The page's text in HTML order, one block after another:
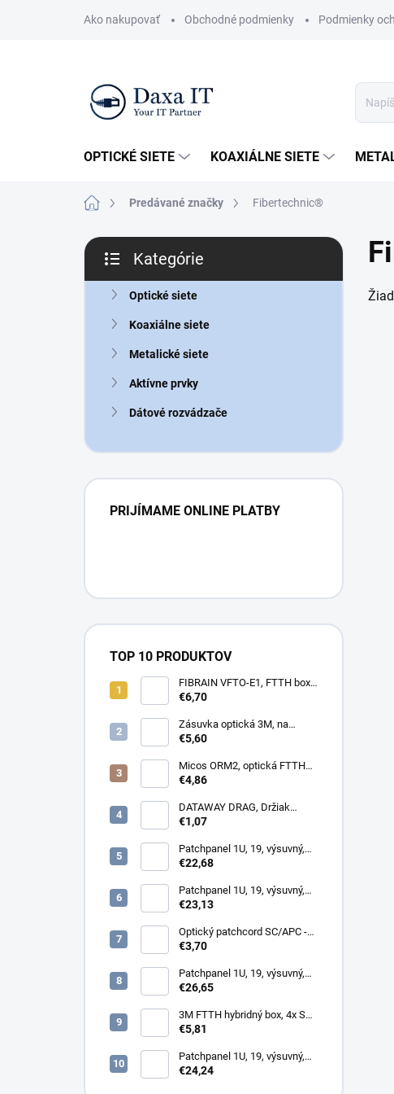
Ako nakupovať Obchodné podmienky Podmienky
OPTICKÉ SIETE KOAXIÁLNE SIETE
DomovPredávané značky Fibertechnic®
B
č
kategórie
Kategórie
Optické siete
Koaxiálne siete
Metalické siete
Aktívne prvky
Dátové rozvádzače
PRIJÍMAME ONLINE PLATBY
TOP 10 PRODUKTOV
FIBRAIN VFTO-E1, FTTH box,
1x adaptér SC/APC, 1x pigtail
€6,70
Zásuvka optická 3M, na
omítku hybridní, 8686,
€5,60
Micos ORM2, optická FTTH
zásuvka, 2x SC simplex
€4,86
DATAWAY DRAG, Držiak
kotvy, na stĺp, kovový
€1,07
Patchpanel 1U, 19, výsuvný,
12x SC simplex, biely (1x
€22,68
Patchpanel 1U, 19, výsuvný,
24x SC duplex, biely (2x
€23,13
Optický patchcord SC/APC -
LC/PC 1m duplex, SM,
€3,70
Patchpanel 1U, 19, výsuvný,
12x SC duplex, biely (2x
€26,65
3M FTTH hybridný box, 4x SC,
keystone, simplex, vnútorný
€5,81
Patchpanel 1U, 19, výsuvný,
24x SC simplex, 24x LC
€24,24